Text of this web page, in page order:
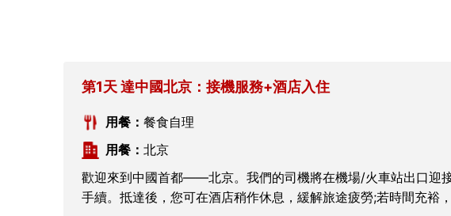
第1天 達中國北京：接機服務+酒店入住
用餐： 餐食自理
用餐： 北京
歡迎來到中國首都——北京。我們的司機將在機場/火車站出口迎
手續。抵達後，您可在酒店稍作休息，緩解旅途疲勞;若時間充裕